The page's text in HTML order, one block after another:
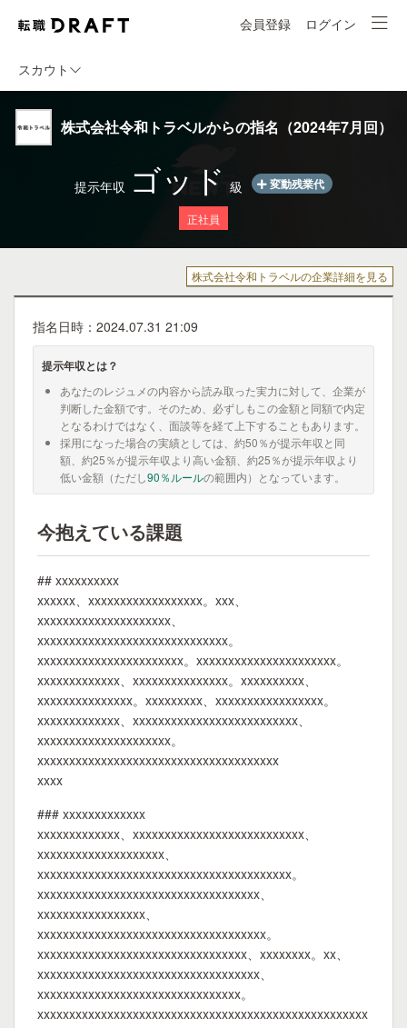
会員登録 ログイン
スカウト
株式会社令和トラベルからの指名（2024年7月回）
提示年収 ゴッド 級 変動残業代
正社員
株式会社令和トラベルの企業詳細を見る
指名日時：2024.07.31 21:09
提示年収とは？
あなたのレジュメの内容から読み取った実力に対して、企業が
判断した金額です。そのため、必ずしもこの金額と同額で内定
となるわけではなく、面談等を経て上下することもあります。
採用になった場合の実績としては、約50％が提示年収と同
額、約25％が提示年収より高い金額、約25％が提示年収より
低い金額（ただし90％ルールの範囲内）となっています。
今抱えている課題
## xxxxxxxxxx
xxxxxx、xxxxxxxxxxxxxxxxxx。xxx、
xxxxxxxxxxxxxxxxxxxxx、
xxxxxxxxxxxxxxxxxxxxxxxxxxxxxx。
xxxxxxxxxxxxxxxxxxxxxxx。xxxxxxxxxxxxxxxxxxxxxx。
xxxxxxxxxxxxx、xxxxxxxxxxxxxxx。xxxxxxxxxx、
xxxxxxxxxxxxxxx。xxxxxxxxx、xxxxxxxxxxxxxxxxx。
xxxxxxxxxxxxx、xxxxxxxxxxxxxxxxxxxxxxxxxx、
xxxxxxxxxxxxxxxxxxxxx。
xxxxxxxxxxxxxxxxxxxxxxxxxxxxxxxxxxxxxx
xxxx
### xxxxxxxxxxxxx
xxxxxxxxxxxxx、xxxxxxxxxxxxxxxxxxxxxxxxxxx、
xxxxxxxxxxxxxxxxxxxx、
xxxxxxxxxxxxxxxxxxxxxxxxxxxxxxxxxxxxxxxx。
xxxxxxxxxxxxxxxxxxxxxxxxxxxxxxxxxxx、
xxxxxxxxxxxxxxxxx、
xxxxxxxxxxxxxxxxxxxxxxxxxxxxxxxxxxxx。
xxxxxxxxxxxxxxxxxxxxxxxxxxxxxxxxx、xxxxxxxx。xx、
xxxxxxxxxxxxxxxxxxxxxxxxxxxxxxxxxxx、
xxxxxxxxxxxxxxxxxxxxxxxxxxxxxxxx。
xxxxxxxxxxxxxxxxxxxxxxxxxxxxxxxxxxxxxxxxxxxxxxxxxxxx